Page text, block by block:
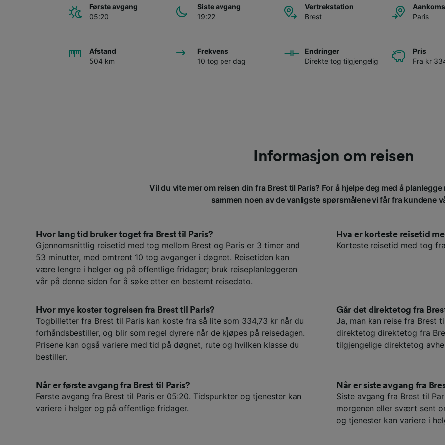
Første avgang
05:20
Siste avgang
19:22
Vertrekstation
Brest
Paris
Afstand
504 km
Frekvens
10 tog per dag
Endringer
Direkte tog tilgjengelig
Pris
Fra kr
Informasjon om reisen
Vil du vite mer om reisen din fra Brest til Paris? For å hjelpe deg med å
sammen noen av de vanligste spørsmålene vi får fra kundene
Hvor lang tid bruker toget fra Brest til Paris?
Gjennomsnittlig reisetid med tog mellom Brest og Paris er 3 timer and
53 minutter, med omtrent 10 tog avganger i døgnet. Reisetiden kan
være lengre i helger og på offentlige fridager; bruk reiseplanleggeren
vår på denne siden for å søke etter en bestemt reisedato.
Hva er korteste reisetid
Korteste reisetid med tog
Hvor mye koster togreisen fra Brest til Paris?
Togbilletter fra Brest til Paris kan koste fra så lite som 334,73 kr når du
forhåndsbestiller, og blir som regel dyrere når de kjøpes på reisedagen.
Prisene kan også variere med tid på døgnet, rute og hvilken klasse du
bestiller.
Går det direktetog fra
Ja, man kan reise fra Brest
direktetog direktetog fra
tilgjengelige direktetog
Når er første avgang fra Brest til Paris?
Første avgang fra Brest til Paris er 05:20. Tidspunkter og tjenester kan
variere i helger og på offentlige fridager.
Når er siste avgang fra
Siste avgang fra Brest til
morgenen eller svært sent
og tjenester kan variere i